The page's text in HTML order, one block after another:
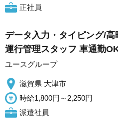
正社員
データ入力・タイピング/
運行管理スタッフ 車通勤
ユースグループ
滋賀県 大津市
時給1,800円～2,250円
派遣社員